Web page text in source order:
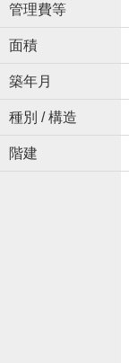
管理費等
面積
築年月
種別 / 構造
階建